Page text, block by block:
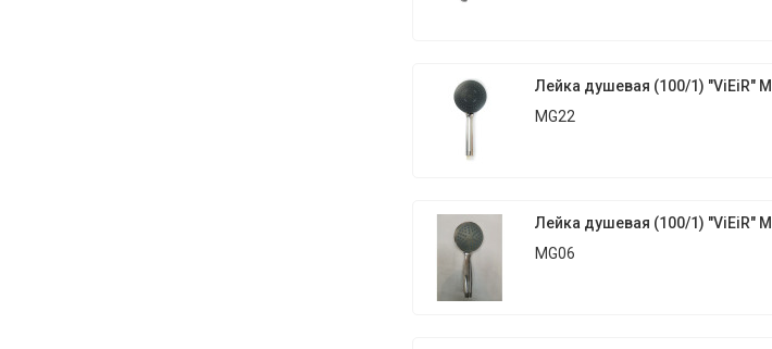
Лейка душевая (100/1) "ViEiR"
MG22
Лейка душевая (100/1) "ViEiR"
MG06